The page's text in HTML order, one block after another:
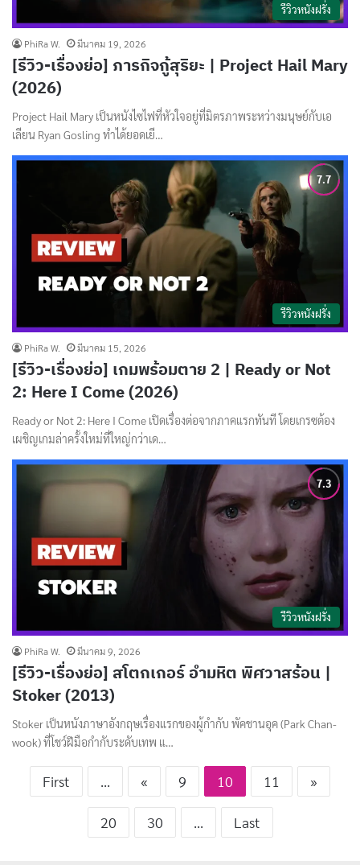
รีวิวหนังฝรั่ง
PhiRa W. มีนาคม 19, 2026
[รีวิว-เรื่องย่อ] ภารกิจกู้สุริยะ | Project Hail Mary
(2026)
Project Hail Mary เป็นหนังไซไฟที่หัวใจอยู่ที่มิตรภาพระหว่างมนุษย์กับเอ
เลียน Ryan Gosling ทำได้ยอดเยี…
รีวิวหนังฝรั่ง
PhiRa W. มีนาคม 15, 2026
[รีวิว-เรื่องย่อ] เกมพร้อมตาย 2 | Ready or Not
2: Here I Come (2026)
Ready or Not 2: Here I Come เปิดเรื่องต่อจากภาคแรกทันที โดยเกรซต้อง
เผชิญเกมล่าครั้งใหม่ที่ใหญ่กว่าเด…
รีวิวหนังฝรั่ง
PhiRa W. มีนาคม 9, 2026
[รีวิว-เรื่องย่อ] สโตกเกอร์ อำมหิต พิศวาสร้อน |
Stoker (2013)
Stoker เป็นหนังภาษาอังกฤษเรื่องแรกของผู้กำกับ พัคชานอุค (Park Chan-
wook) ที่โชว์ฝีมือกำกับระดับเทพ แ…
First ... « 9 10 11 »
20 30 ... Last